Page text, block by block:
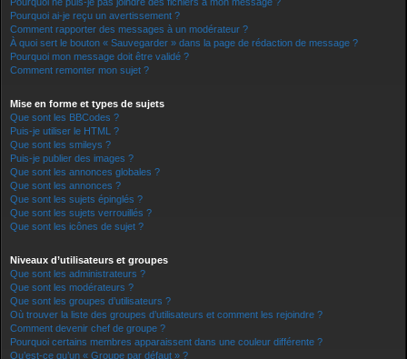
Pourquoi ai-je reçu un avertissement ?
Comment rapporter des messages à un modérateur ?
À quoi sert le bouton « Sauvegarder » dans la page de rédaction de message ?
Pourquoi mon message doit être validé ?
Comment remonter mon sujet ?
Mise en forme et types de sujets
Que sont les BBCodes ?
Puis-je utiliser le HTML ?
Que sont les smileys ?
Puis-je publier des images ?
Que sont les annonces globales ?
Que sont les annonces ?
Que sont les sujets épinglés ?
Que sont les sujets verrouillés ?
Que sont les icônes de sujet ?
Niveaux d’utilisateurs et groupes
Que sont les administrateurs ?
Que sont les modérateurs ?
Que sont les groupes d’utilisateurs ?
Où trouver la liste des groupes d’utilisateurs et comment les rejoindre ?
Comment devenir chef de groupe ?
Pourquoi certains membres apparaissent dans une couleur différente ?
Qu’est-ce qu’un « Groupe par défaut » ?